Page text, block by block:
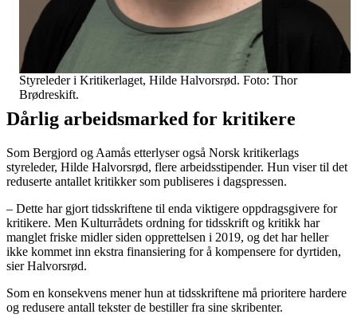
Styreleder i Kritikerlaget, Hilde Halvorsrød. Foto: Thor
Brødreskift.
Dårlig arbeidsmarked for kritikere
Som Bergjord og Aamås etterlyser også Norsk kritikerlags
styreleder, Hilde Halvorsrød, flere arbeidsstipender. Hun viser til det
reduserte antallet kritikker som publiseres i dagspressen.
– Dette har gjort tidsskriftene til enda viktigere oppdragsgivere for
kritikere. Men Kulturrådets ordning for tidsskrift og kritikk har
manglet friske midler siden opprettelsen i 2019, og det har heller
ikke kommet inn ekstra finansiering for å kompensere for dyrtiden,
sier Halvorsrød.
Som en konsekvens mener hun at tidsskriftene må prioritere hardere
og redusere antall tekster de bestiller fra sine skribenter.